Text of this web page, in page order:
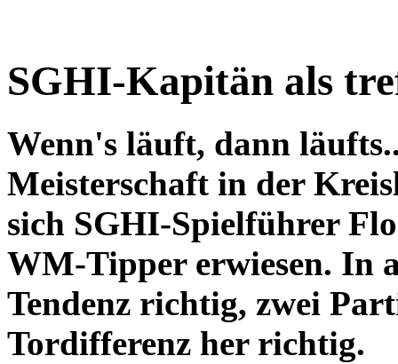
SGHI-Kapitän als
Wenn's läuft, dann
Meisterschaft in der
sich SGHI-Spielführer
WM-Tipper erwiesen. In
Tendenz richtig, zwei
Tordifferenz her richtig.